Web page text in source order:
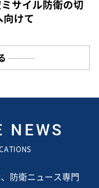
サイル防衛の切
向けて
NEWS
防衛ニュース専門